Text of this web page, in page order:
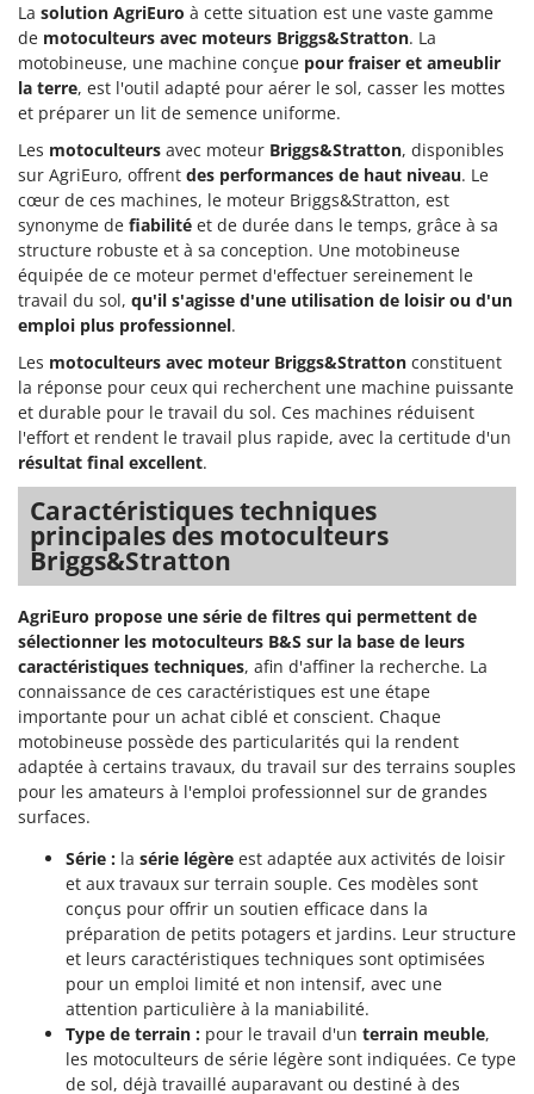
N
New O.M.R.A.
Nilfisk
Ninja
Novatec
Novital
NuAir
NuovaFac
O
Officine Savioli
Oliviero
Olix
OMA
Omas
Ompagrill
Ooni
Oriental Koshin
Outdoorchef
P
Palazzetti
Palumbo Pavi
Partisani
Paterlini
Philips
Pramac
Prismafood
R.G.V.
Rato
Reber
Redback
La solution AgriEuro à cette situation est une vaste gamme
de motoculteurs avec moteurs Briggs&Stratton. La
motobineuse, une machine conçue pour fraiser et ameublir
la terre, est l'outil adapté pour aérer le sol, casser les mottes
et préparer un lit de semence uniforme.
Les motoculteurs avec moteur Briggs&Stratton, disponibles
sur AgriEuro, offrent des performances de haut niveau. Le
cœur de ces machines, le moteur Briggs&Stratton, est
synonyme de fiabilité et de durée dans le temps, grâce à sa
structure robuste et à sa conception. Une motobineuse
équipée de ce moteur permet d'effectuer sereinement le
travail du sol, qu'il s'agisse d'une utilisation de loisir ou d'un
emploi plus professionnel.
Les motoculteurs avec moteur Briggs&Stratton constituent
la réponse pour ceux qui recherchent une machine puissante
et durable pour le travail du sol. Ces machines réduisent
l'effort et rendent le travail plus rapide, avec la certitude d'un
résultat final excellent.
Caractéristiques techniques
principales des motoculteurs
Briggs&Stratton
AgriEuro propose une série de filtres qui permettent de
sélectionner les motoculteurs B&S sur la base de leurs
caractéristiques techniques, afin d'affiner la recherche. La
connaissance de ces caractéristiques est une étape
importante pour un achat ciblé et conscient. Chaque
motobineuse possède des particularités qui la rendent
adaptée à certains travaux, du travail sur des terrains souples
pour les amateurs à l'emploi professionnel sur de grandes
surfaces.
Série : la série légère est adaptée aux activités de loisir
et aux travaux sur terrain souple. Ces modèles sont
conçus pour offrir un soutien efficace dans la
préparation de petits potagers et jardins. Leur structure
et leurs caractéristiques techniques sont optimisées
pour un emploi limité et non intensif, avec une
attention particulière à la maniabilité.
Type de terrain : pour le travail d'un terrain meuble,
les motoculteurs de série légère sont indiquées. Ce type
de sol, déjà travaillé auparavant ou destiné à des